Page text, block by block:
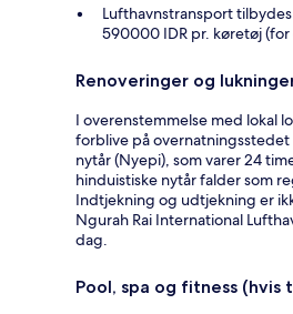
Lufthavnstransport
590000 IDR pr. køretøj
Renoveringer og
I overenstemmelse med lokal
forblive på
nytår (Nyepi), som varer 24
hinduistiske nytår falder som
Indtjekning og udtjekning er
Ngurah Rai International
dag.
Pool, spa og fitness